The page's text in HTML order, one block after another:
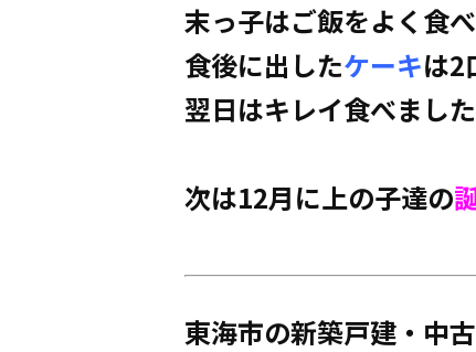
末っ子はご飯をよく食
食後に出したケーキは2
翌日はキレイ食べました
次は12月に上の子達の
東海市の新築戸建・中